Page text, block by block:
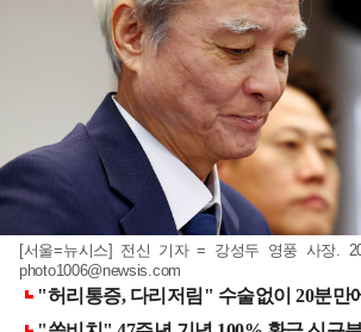
[서울=뉴시스] 전신 기자 = 강성두 영풍 사장.
photo1006@newsis.com